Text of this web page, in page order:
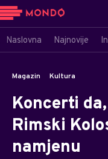
Naslovna Najnovije
Magazin Kultura
Koncerti
Rimski
namjenu